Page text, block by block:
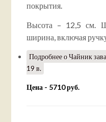
покрытия.
Высота – 12,5 см.
ширина, включая
Подробнеео Чайник
19 в.
Цена - 5710 руб.